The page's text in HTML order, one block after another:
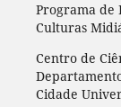
Programa de
Culturas
Centro de
Cidade